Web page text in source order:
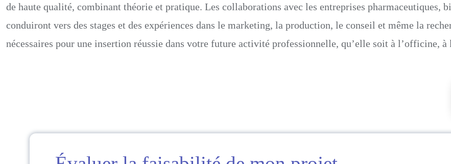
de haute qualité, combinant théorie et pratique. Les collaborations avec les entreprises pharmaceutiques,
conduiront vers des stages et des expériences dans le marketing, la production, le conseil et même la
nécessaires pour une insertion réussie dans votre future activité professionnelle, qu’elle soit à l’officine,